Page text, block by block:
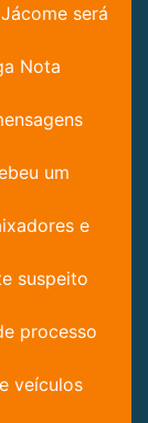
será
Nota
um
e
suspeito
processo
veículos